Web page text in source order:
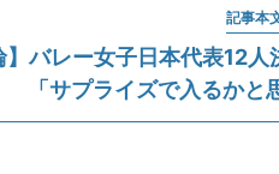
記事本
】バレー女子日本代表12
「サプライズで入るかと